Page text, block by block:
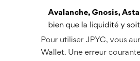
Avalanche, Gnosis,
bien que la liquidité y
Pour utiliser JPYC, vous
Wallet. Une erreur